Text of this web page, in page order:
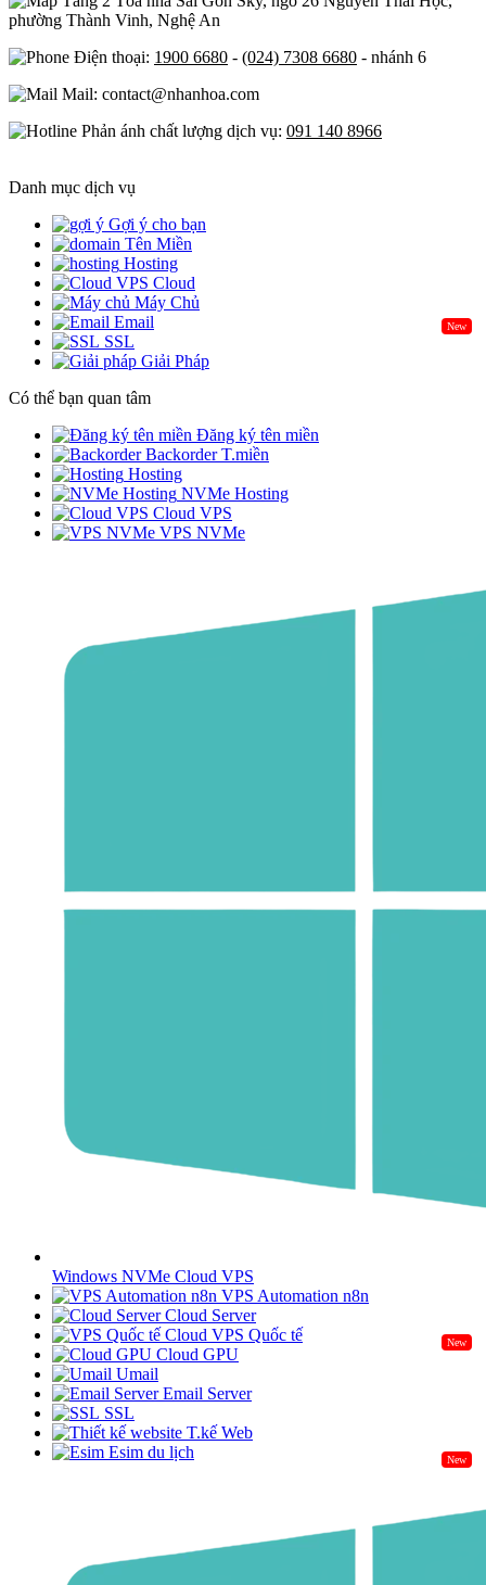
phường Thành Vinh, Nghệ An
Điện thoại: 1900 6680 - (024) 7308 6680 - nhánh 6
Mail: contact@nhanhoa.com
Phản ánh chất lượng dịch vụ: 091 140 8966
Danh mục dịch vụ
Gợi ý cho bạn
Tên Miền
Hosting
Cloud
Máy Chủ
New
Email
SSL
Giải Pháp
Có thể bạn quan tâm
Đăng ký tên miền
Backorder T.miền
Hosting
NVMe Hosting
Cloud VPS
VPS NVMe
Windows NVMe Cloud VPS
VPS Automation n8n
Cloud Server
Cloud VPS Quốc tế
New
Cloud GPU
Umail
Email Server
SSL
T.kế Web
Esim du lịch
New